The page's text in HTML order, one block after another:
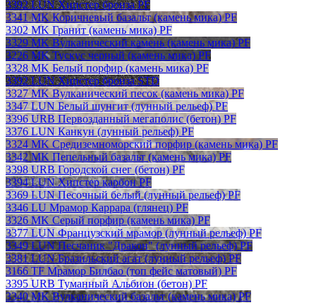
3392 LUN Хипстер бронза PF
3341 MK Коричневый базальт (камень мика) PF
3302 MK Гранит (камень мика) PF
3329 MK Вулканический камень (камень мика) PF
3226 MK Тускус черный (камень мика) PF
3328 MK Белый порфир (камень мика) PF
3392 LUN Хипстер бронза STD
3327 MK Вулканический песок (камень мика) PF
3347 LUN Белый шунгит (лунный рельеф) PF
3396 URB Первозданный мегаполис (бетон) PF
3376 LUN Канкун (лунный рельеф) PF
3324 MK Средиземноморский порфир (камень мика) PF
3342 MK Пепельный базальт (камень мика) PF
3398 URB Городской снег (бетон) PF
3394 LUN Хипстер карбон PF
3369 LUN Песочный белый (лунный рельеф) PF
3346 LU Мрамор Каррара (глянец) PF
3326 MK Серый порфир (камень мика) PF
3377 LUN Французский мрамор (лунный рельеф) PF
3349 LUN Песчаник "Дракон" (лунный рельеф) PF
3381 LUN Бразильский агат (лунный рельеф) PF
3166 TF Мрамор Билбао (топ фейс матовый) PF
3395 URB Туманный Альбион (бетон) PF
3340 MK Вулканический базальт (камень мика) PF